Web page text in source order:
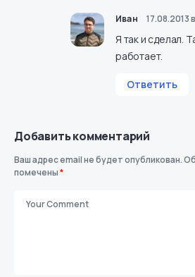
Иван 17.08.2013
Я так и сделал.
работает.
Ответить
Добавить комментарий
Ваш адрес email не будет опубликован.
помечены*